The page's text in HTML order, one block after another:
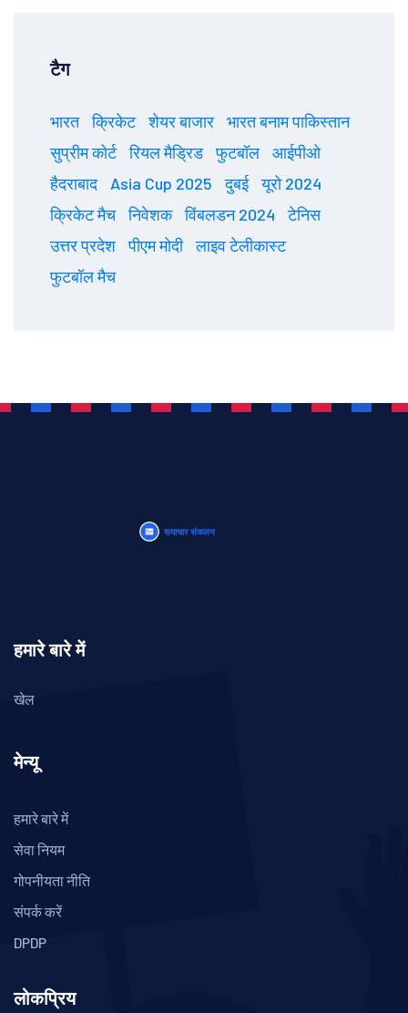
टैग
भारत क्रिकेट शेयर बाजार
भारत बनाम पाकिस्तान
सुप्रीम कोर्ट
रियल मैड्रिड फुटबॉल
आईपीओ
हैदराबाद
Asia Cup 2025 दुबई
यूरो 2024
क्रिकेट मैच
निवेशक विंबलडन 2024
टेनिस
उत्तर प्रदेश
पीएम मोदी
लाइव टेलीकास्ट
फुटबॉल मैच
हमारे बारे में
खेल
मेन्यू
हमारे बारे में
सेवा नियम
गोपनीयता नीति
संपर्क करें
DPDP
लोकप्रिय